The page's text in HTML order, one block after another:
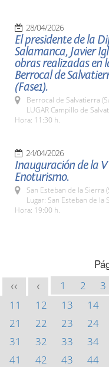
28/04/2026
El presidente de la
Salamanca, Javier
obras realizadas en
Berrocal de
(Fase1).
Berrocal de Salvatierra
LUGAR Campillo de
Hora: 11:30 h.
24/04/2026
Inauguración de la
Enoturismo.
San Esteban de la Sierra
Lugar: San Esteban de la
Hora: 19:00 h.
<< < 1 2 3
11
12 13 14
21
22 23 24
31
32 33 34
41
42 43 44